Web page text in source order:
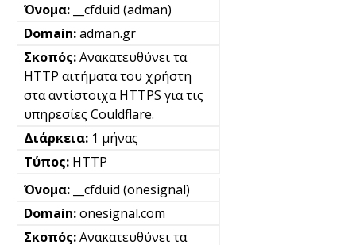
__cfduid (adman)
adman.gr
Ανακατευθύνει τα
HTTP αιτήματα του χρήστη
στα αντίστοιχα HTTPS για τις
υπηρεσίες Couldflare.
1 μήνας
HTTP
__cfduid (onesignal)
onesignal.com
Ανακατευθύνει τα